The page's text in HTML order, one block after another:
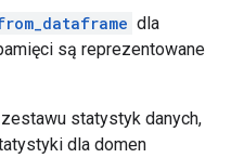
dla
są reprezentowane
statystyk danych,
dla domen